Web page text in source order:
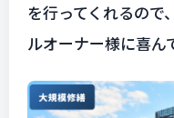
を行ってくれるので
ルオーナー様に喜ん